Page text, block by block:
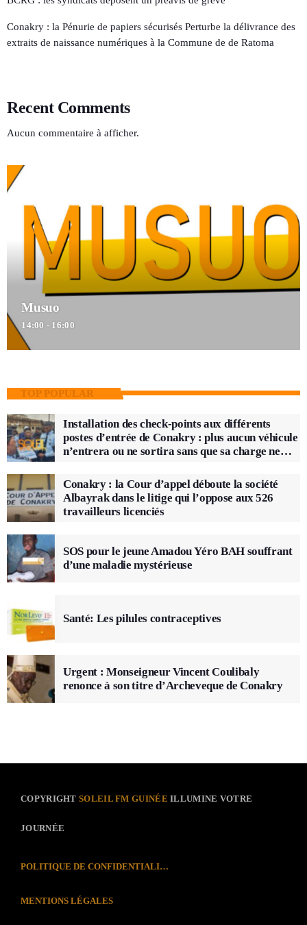
Conakry : la Pénurie de papiers sécurisés Perturbe la délivrance des
extraits de naissance numériques à la Commune de de Ratoma
Recent Comments
Aucun commentaire à afficher.
Musuo
14:00 - 16:00
TOP POPULAR
Installation des check-points aux différents
postes d’entrée de Conakry : plus aucun véhicule
n’entrera ou ne sortira sans que sa charge ne
Conakry : la Cour d’appel déboute la société
Albayrak dans le litige qui l’oppose aux 526
travailleurs licenciés
SOS pour le jeune Amadou Yéro BAH souffrant
d’une maladie mystérieuse
Santé: Les pilules contraceptives
Urgent : Monseigneur Vincent Coulibaly
renonce à son titre d’Archeveque de Conakry
COPYRIGHTSOLEIL FM GUINÉE ILLUMINE VOTRE
JOURNÉE
POLITIQUE DE CONFIDENTIALITÉ
MENTIONS LÉGALES